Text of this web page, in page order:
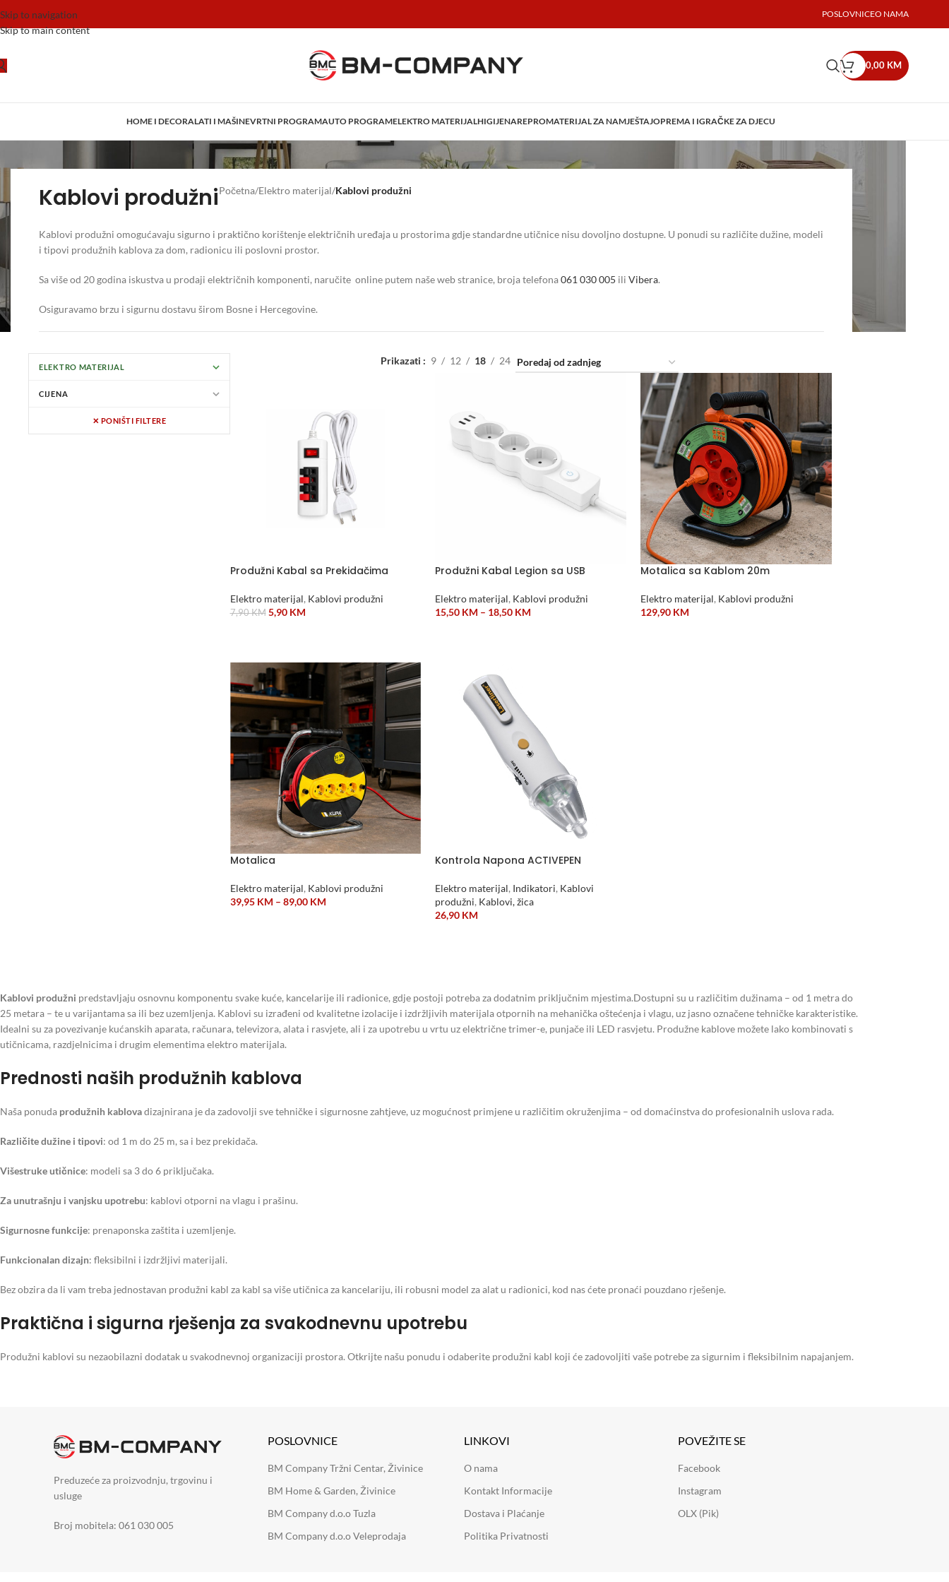
Skip to navigation
Skip to main content
POSLOVNICEO NAMA
0,00 KM
HOME I DECORALATI I MAŠINEVRTNI PROGRAMAUTO PROGRAMELEKTRO MATERIJALHIGIJENAREPROMATERIJAL ZA NAMJEŠTAJOPREMA I IGRAČKE ZA DJECU
Kablovi produžniPočetna/Elektro materijal/Kablovi produžni
Kablovi produžni omogućavaju sigurno i praktično korištenje električnih uređaja u prostorima gdje standardne utičnice nisu dovoljno dostupne. U ponudi su različite dužine, modeli
i tipovi produžnih kablova za dom, radionicu ili poslovni prostor.
Sa više od 20 godina iskustva u prodaji električnih komponenti, naručite online putem naše web stranice, broja telefona061 030 005 ili Vibera.
Osiguravamo brzu i sigurnu dostavu širom Bosne i Hercegovine.
ELEKTRO MATERIJAL
CIJENA
✕ PONIŠTI FILTERE
Prikazati 9 12 18 24
Produžni Kabal sa Prekidačima
Elektro materijal, Kablovi produžni
7,90KM 5,90 KM
Produžni Kabal Legion sa USB
Elektro materijal, Kablovi produžni
15,50 KM – 18,50 KM
Motalica sa Kablom 20m
Elektro materijal, Kablovi produžni
129,90 KM
Motalica
Elektro materijal, Kablovi produžni
39,95 KM – 89,00 KM
Kontrola Napona ACTIVEPEN
Elektro materijal, Indikatori, Kablovi
produžni, Kablovi, žica
26,90 KM
Kablovi produžni predstavljaju osnovnu komponentu svake kuće, kancelarije ili radionice, gdje postoji potreba za dodatnim priključnim mjestima.Dostupni su u različitim dužinama – od 1 metra do
25 metara – te u varijantama sa ili bez uzemljenja. Kablovi su izrađeni od kvalitetne izolacije i izdržljivih materijala otpornih na mehanička oštećenja i vlagu, uz jasno označene tehničke karakteristike.
Idealni su za povezivanje kućanskih aparata, računara, televizora, alata i rasvjete, ali i za upotrebu u vrtu uz električne trimer-e, punjače ili LED rasvjetu. Produžne kablove možete lako kombinovati s
utičnicama, razdjelnicima i drugim elementima elektro materijala.
Prednosti naših produžnih kablova
Naša ponuda produžnih kablovadizajnirana je da zadovolji sve tehničke i sigurnosne zahtjeve, uz mogućnost primjene u različitim okruženjima – od domaćinstva do profesionalnih uslova rada.
Različite dužine i tipovi: od 1 m do 25 m, sa i bez prekidača.
Višestruke utičnice: modeli sa 3 do 6 priključaka.
Za unutrašnju i vanjsku upotrebu: kablovi otporni na vlagu i prašinu.
Sigurnosne funkcije: prenaponska zaštita i uzemljenje.
Funkcionalan dizajn: fleksibilni i izdržljivi materijali.
Bez obzira da li vam treba jednostavan produžni kabl za kabl sa više utičnica za kancelariju, ili robusni model za alat u radionici, kod nas ćete pronaći pouzdano rješenje.
Praktična i sigurna rješenja za svakodnevnu upotrebu
Produžni kablovi su nezaobilazni dodatak u svakodnevnoj organizaciji prostora. Otkrijte našu ponudu i odaberite produžni kabl koji će zadovoljiti vaše potrebe za sigurnim i fleksibilnim napajanjem.
Preduzeće za proizvodnju, trgovinu i
usluge
Broj mobitela: 061 030 005
POSLOVNICE
BM Company Tržni Centar, Živinice
BM Home & Garden, Živinice
BM Company d.o.o Tuzla
BM Company d.o.o Veleprodaja
LINKOVI
O nama
Kontakt Informacije
Dostava i Plaćanje
Politika Privatnosti
POVEŽITE SE
Facebook
Instagram
OLX (Pik)